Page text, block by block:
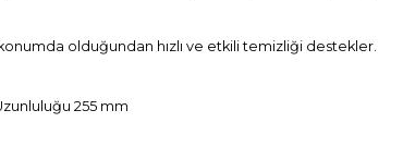
olduğundan hızlı ve etkili temizliği destekler.
255 mm